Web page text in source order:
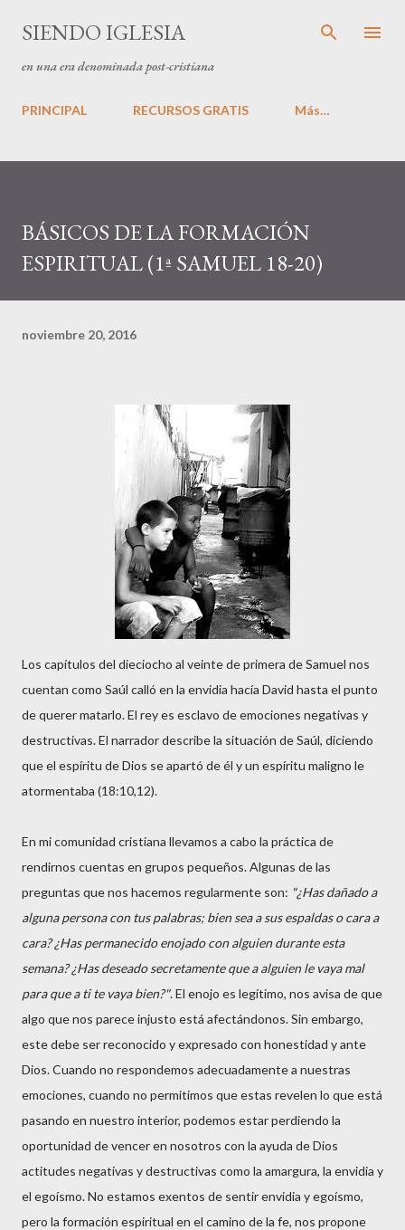
Ir al contenido principal
SIENDO IGLESIA
en una era denominada post-cristiana
PRINCIPAL RECURSOS GRATIS Más…
BÁSICOS DE LA FORMACIÓN
ESPIRITUAL (1ª SAMUEL 18-20)
noviembre 20, 2016
Los capítulos del dieciocho al veinte de primera de Samuel nos
cuentan como Saúl calló en la envidia hacía David hasta el punto
de querer matarlo. El rey es esclavo de emociones negativas y
destructivas. El narrador describe la situación de Saúl, diciendo
que el espíritu de Dios se apartó de él y un espíritu maligno le
atormentaba (18:10,12).
En mi comunidad cristiana llevamos a cabo la práctica de
rendirnos cuentas en grupos pequeños. Algunas de las
preguntas que nos hacemos regularmente son: "¿Has dañado a
alguna persona con tus palabras; bien sea a sus espaldas o cara a
cara? ¿Has permanecido enojado con alguien durante esta
semana? ¿Has deseado secretamente que a alguien le vaya mal
para que a ti te vaya bien?". El enojo es legítimo, nos avisa de que
algo que nos parece injusto está afectándonos. Sin embargo,
este debe ser reconocido y expresado con honestidad y ante
Dios. Cuando no respondemos adecuadamente a nuestras
emociones, cuando no permitimos que estas revelen lo que está
pasando en nuestro interior, podemos estar perdiendo la
oportunidad de vencer en nosotros con la ayuda de Dios
actitudes negativas y destructivas como la amargura, la envidia y
el egoísmo. No estamos exentos de sentir envidia y egoísmo,
pero la formación espiritual en el camino de la fe, nos propone